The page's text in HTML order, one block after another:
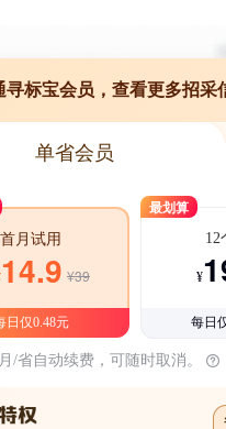
寻标宝会员，查看更多招采
单省会员
首月试用
14.9 ¥39
日仅0.48元
最划算
12
¥
每日
/省自动续费，可随时取消。